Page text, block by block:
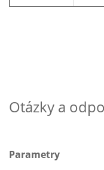
Otázky a
Parametry